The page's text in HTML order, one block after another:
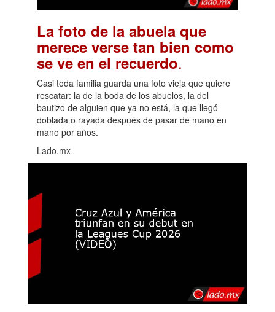
La foto de la abuela que
merece verse tan bien como
se ve en el recuerdo.
Casi toda familia guarda una foto vieja que quiere
rescatar: la de la boda de los abuelos, la del
bautizo de alguien que ya no está, la que llegó
doblada o rayada después de pasar de mano en
mano por años.
Lado.mx